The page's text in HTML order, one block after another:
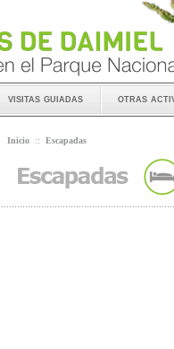
visitas guiadas otras
Inicio :: Escapadas